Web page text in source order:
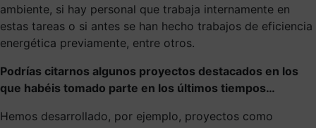
ambiente, si hay personal que trabaja internamente en
estas tareas o si antes se han hecho trabajos de eficiencia
energética previamente, entre otros.
Podrías citarnos algunos proyectos destacados en los
que habéis tomado parte en los últimos tiempos…
Hemos desarrollado, por ejemplo, proyectos como